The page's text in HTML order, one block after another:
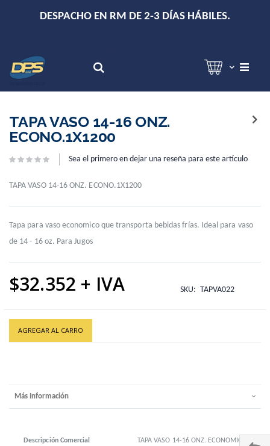
DESPACHO EN RM DE 2-3 DÍAS HÁBILES.
to
the
end
the
gallery
to
the
beginning
the
gallery
TAPA VASO 14-16 ONZ.
ECONO.1X1200
Sea el primero en dejar una reseña para este artículo
TAPA VASO 14-16 ONZ. ECONO.1X1200
Tapa para vaso economico que transporta bebidas frías. Ideal para vaso
de 14 - 16 oz. Para Jugos
$32.352 SKU TAPVA022
AGREGAR AL CARRO
Más Información
Descripción Comercial TAPA VASO 14-16 ONZ. ECONOMICO